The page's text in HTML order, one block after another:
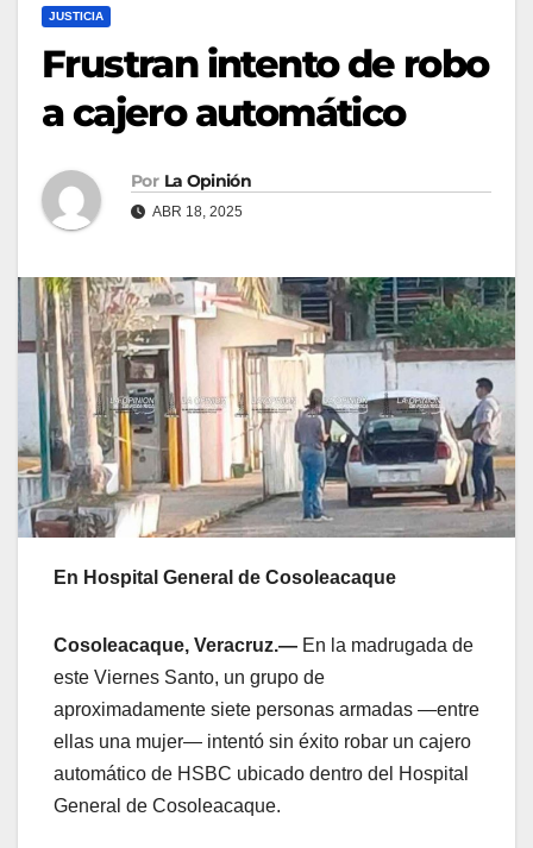
JUSTICIA
Frustran intento de robo
a cajero automático
Por La Opinión
ABR 18, 2025
En Hospital General de Cosoleacaque
Cosoleacaque, Veracruz.— En la madrugada de
este Viernes Santo, un grupo de
aproximadamente siete personas armadas —entre
ellas una mujer— intentó sin éxito robar un cajero
automático de HSBC ubicado dentro del Hospital
General de Cosoleacaque.